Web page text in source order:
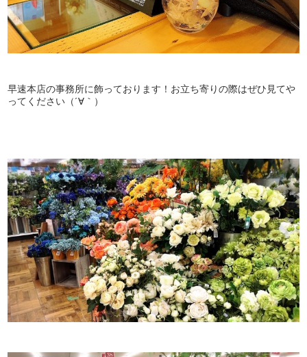
早速本店の事務所に飾っております！お立ち寄りの際はぜひ見てや
ってください（´∀｀）